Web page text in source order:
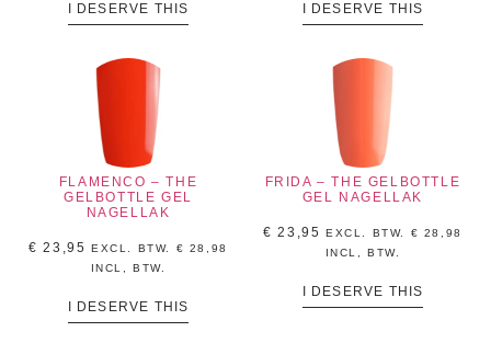
I DESERVE THIS I DESERVE THIS
FLAMENCO – THE
GELBOTTLE GEL
NAGELLAK
€ 23,95 EXCL. BTW. € 28,98
INCL, BTW.
I DESERVE THIS
FRIDA – THE GELBOTTLE
GEL NAGELLAK
€ 23,95 EXCL. BTW. € 28,98
INCL, BTW.
I DESERVE THIS